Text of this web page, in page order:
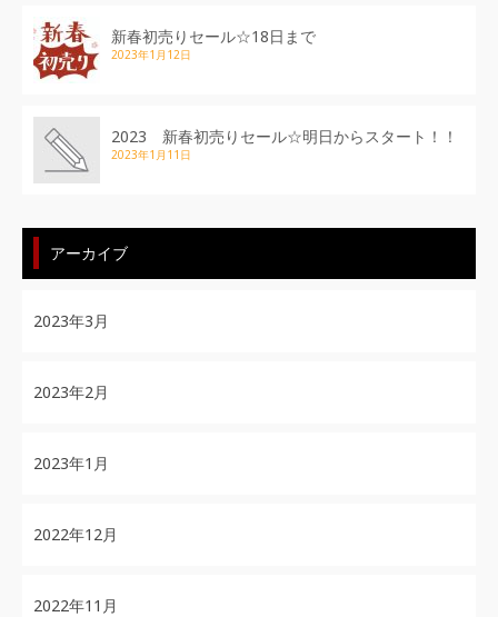
新春初売りセール☆18日まで
2023年1月12日
2023 新春初売りセール☆明日からスタート！！
2023年1月11日
アーカイブ
2023年3月
2023年2月
2023年1月
2022年12月
2022年11月